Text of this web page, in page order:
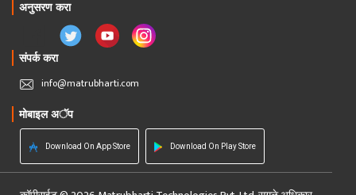
अनुसरण करा
संपर्क करा
info@matrubharti.com
मोबाइल अॅप
Download On App Store Download On Play Store